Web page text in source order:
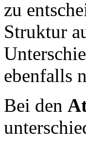
zu
Struktur
ebenfalls
Bei den